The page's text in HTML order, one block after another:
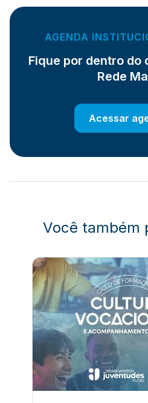
AGENDA
Fique por dentro do
Rede
Acessar
Você também